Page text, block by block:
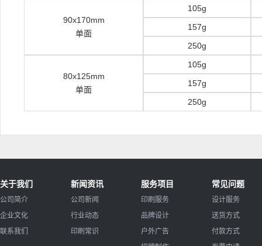
90x170mm
单面
105g
157g
250g
80x125mm
单面
105g
157g
250g
关于我们
公司简介
企业文化
联系我们
新闻资讯
公司新闻
行业动态
印刷常识
服务项目
印刷服务
品牌设计
户外广告
常见问题
设计服务
送货方式
付款方式